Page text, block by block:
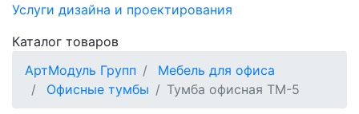
Услуги дизайна и проектирования
Каталог товаров
АртМодуль Групп
Мебель для офиса
Офисные тумбы
Тумба офисная ТМ-5